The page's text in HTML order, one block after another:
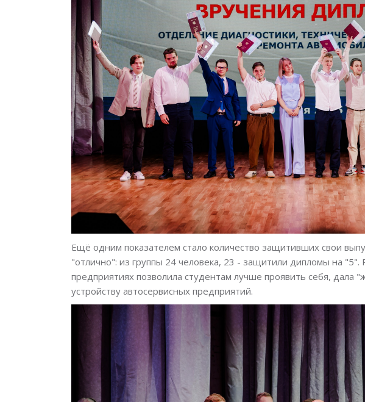
Ещё одним показателем стало количество защитивших свои
"отлично": из группы 24 человека, 23 - защитили дипломы на
предприятиях позволила студентам лучше проявить себя, дала
устройству автосервисных предприятий.